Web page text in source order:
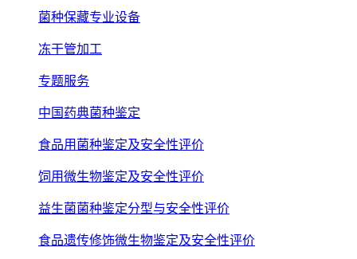
菌种保藏专业设备
冻干管加工
专题服务
中国药典菌种鉴定
食品用菌种鉴定及安全性评价
饲用微生物鉴定及安全性评价
益生菌菌种鉴定分型与安全性评价
食品遗传修饰微生物鉴定及安全性评价